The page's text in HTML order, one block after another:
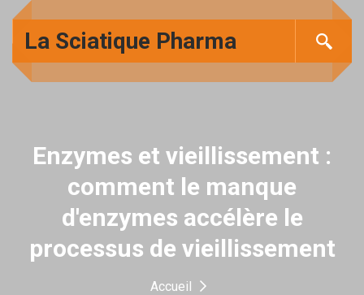
La Sciatique Pharma
Enzymes et vieillissement :
comment le manque
d'enzymes accélère le
processus de vieillissement
Accueil